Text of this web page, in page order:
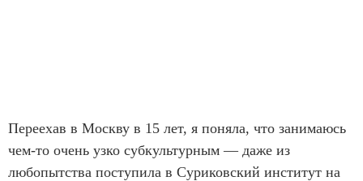
Переехав в Москву в 15 лет, я поняла, что занимаюсь
чем-то очень узко субкультурным — даже из
любопытства поступила в Суриковский институт на